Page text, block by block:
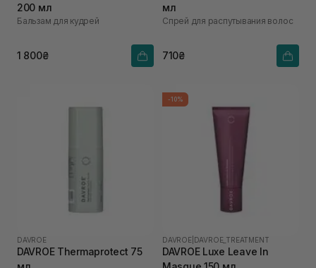
200 мл
Бальзам для кудрей
1 800₴
мл
Спрей для распутывания волос
710₴
DAVROE
DAVROE Thermaprotect 75
-10%
DAVROE DAVROE_TREATMENT
DAVROE Luxe Leave In